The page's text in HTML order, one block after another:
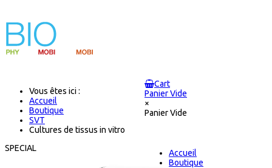
Cart
Panier Vide
×
Panier Vide
Accueil
Boutique
Vous êtes ici :
Accueil
Boutique
SVT
Cultures de tissus in vitro
SPECIAL